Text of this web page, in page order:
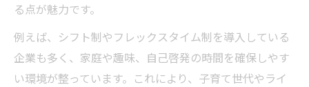
る点が魅力です。
例えば、シフト制やフレックスタイム制を導入している
企業も多く、家庭や趣味、自己啓発の時間を確保しやす
い環境が整っています。これにより、子育て世代やライ